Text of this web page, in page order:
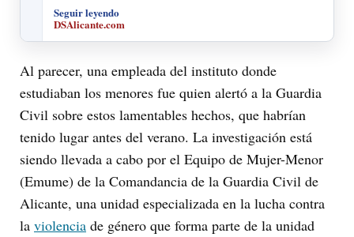
Seguir leyendo
DSAlicante.com
Al parecer, una empleada del instituto donde
estudiaban los menores fue quien alertó a la Guardia
Civil sobre estos lamentables hechos, que habrían
tenido lugar antes del verano. La investigación está
siendo llevada a cabo por el Equipo de Mujer-Menor
(Emume) de la Comandancia de la Guardia Civil de
Alicante, una unidad especializada en la lucha contra
la violencia de género que forma parte de la unidad